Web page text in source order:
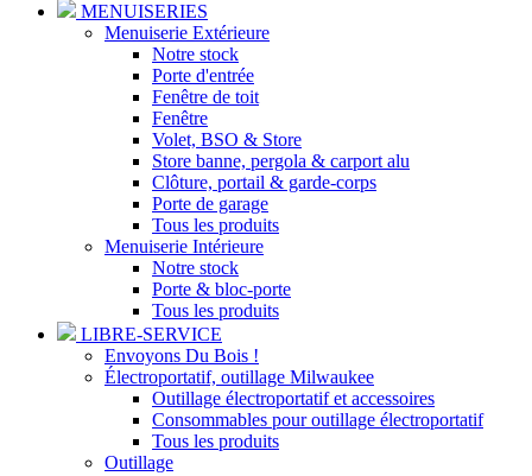
MENUISERIES
Menuiserie Extérieure
Notre stock
Porte d'entrée
Fenêtre de toit
Fenêtre
Volet, BSO & Store
Store banne, pergola & carport alu
Clôture, portail & garde-corps
Porte de garage
Tous les produits
Menuiserie Intérieure
Notre stock
Porte & bloc-porte
Tous les produits
LIBRE-SERVICE
Envoyons Du Bois !
Électroportatif, outillage Milwaukee
Outillage électroportatif et accessoires
Consommables pour outillage électroportatif
Tous les produits
Outillage